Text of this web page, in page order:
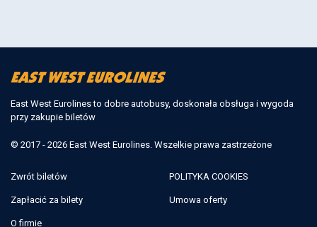
East West Eurolines to dobre autobusy, doskonała obsługa i wygoda
przy zakupie biletów
© 2017 - 2026 East West Eurolines. Wszelkie prawa zastrzeżone
Zwrót biletów
Zapłacić za bilety
O firmie
POLITYKA COOKIES
Umowa oferty